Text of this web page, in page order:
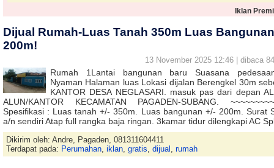
Iklan
Dijual Rumah-Luas Tanah 350m Luas Bangunan
200m!
13 November 2025 12:46 | dibaca
Rumah 1Lantai bangunan baru Suasana
Nyaman Halaman luas Lokasi dijalan Berengkel 30m
KANTOR DESA NEGLASARI. masuk pas dari depan
ALUN/KANTOR KECAMATAN PAGADEN-SUBANG.
Spesifikasi : Luas tanah +/- 350m. Luas bangunan +/- 200m. Surat
a/n sendiri Atap full rangka baja ringan. 3kamar tidur dilengkapi AC
Dikirim oleh: Andre, Pagaden, 081311604411
Terdapat pada: Perumahan, iklan, gratis, dijual , rumah